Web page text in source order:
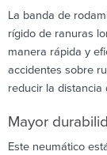
La banda de
rígido de ranuras
manera rápida y
accidentes sobre
reducir la distancia
Mayor
Este neumático